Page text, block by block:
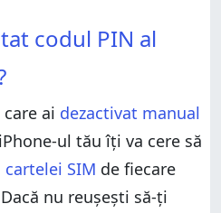
pe un iPhone?
un iPhone?
codul PUK pentru a-ți
codul PIN al
ai dezactivat manual
ul tău îți va cere să
SIM de fiecare
nu reușești să-ți